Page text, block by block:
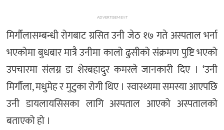
ADVERTISEMENT
मिर्गौलासम्बन्धी रोगबाट ग्रसित उनी जेठ १७ गते अस्पताल भर्ना
भएकोमा बुधबार मात्रै उनीमा कालो ढुसीको संक्रमण पुष्टि भएको
उपचारमा संलग्न डा शेरबहादुर कमरले जानकारी दिए । ‘उनी
मिर्गौला, मधुमेह र मुटुका रोगी थिए । स्वास्थ्यमा समस्या आएपछि
उनी डायलायसिसका लागि अस्पताल आएको अस्पतालको
बताएको हो ।